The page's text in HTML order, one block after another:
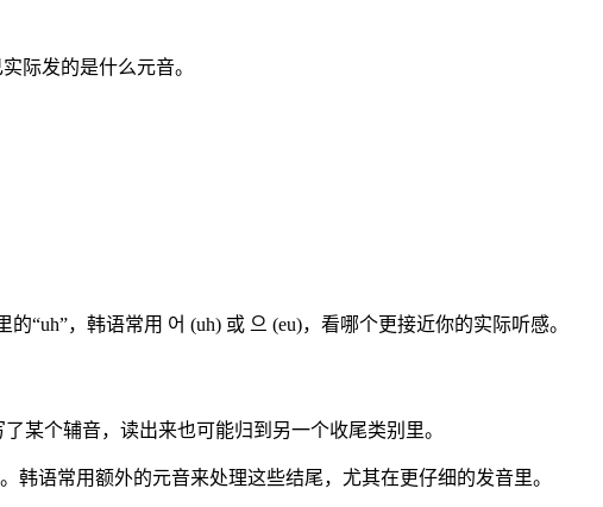
际发的是什么元音。
“uh”，韩语常用 어 (uh) 或 으 (eu)，看哪个更接近你的实际听感。
某个辅音，读出来也可能归到另一个收尾类别里。
韩语常用额外的元音来处理这些结尾，尤其在更仔细的发音里。